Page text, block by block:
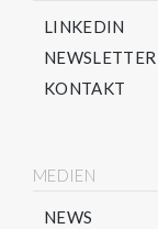
LINKEDIN
NEWSLETTER
KONTAKT
MEDIEN
NEWS